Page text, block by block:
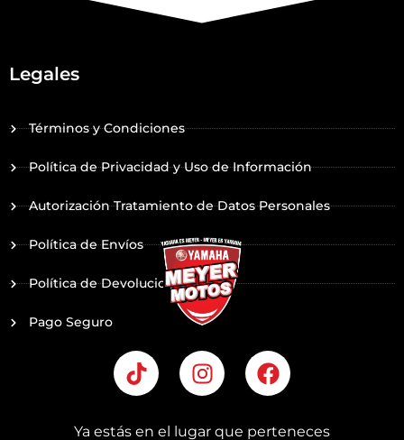
Legales
Términos y Condiciones
Política de Privacidad y Uso de Información
Autorización Tratamiento de Datos Personales
Política de Envíos
Política de Devoluciones
Pago Seguro
T
i
t
I
n
t
F
a
e
Ya estás en el lugar que perteneces